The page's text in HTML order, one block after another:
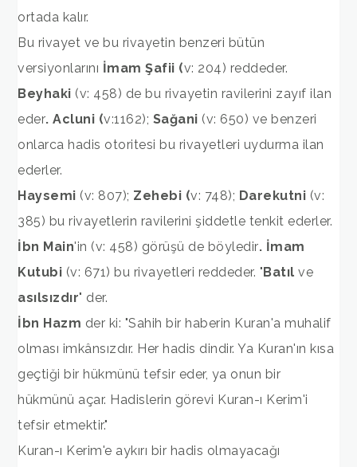
ortada kalır.
Bu rivayet ve bu rivayetin benzeri bütün
versiyonlarını İmam Şafii (v: 204) reddeder.
Beyhaki (v: 458) de bu rivayetin ravilerini zayıf ilan
eder. Acluni (v:1162); Sağani (v: 650) ve benzeri
onlarca hadis otoritesi bu rivayetleri uydurma ilan
ederler.
Haysemi (v: 807); Zehebi (v: 748); Darekutni (v:
385) bu rivayetlerin ravilerini şiddetle tenkit ederler.
İbn Main'in (v: 458) görüşü de böyledir. İmam
Kutubi (v: 671) bu rivayetleri reddeder. "Batılve
asılsızdır" der.
İbn Hazm der ki: "Sahih bir haberin Kuran'a muhalif
olması imkânsızdır. Her hadis dindir. Ya Kuran'ın kısa
geçtiği bir hükmünü tefsir eder, ya onun bir
hükmünü açar. Hadislerin görevi Kuran-ı Kerim'i
tefsir etmektir."
Kuran-ı Kerim'e aykırı bir hadis olmayacağı